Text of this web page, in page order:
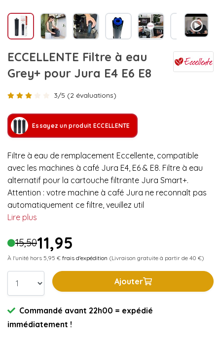
ECCELLENTE Filtre à eau
Grey+ pour Jura E4 E6 E8
3/5 (2 évaluations)
Essayez un produit ECCELLENTE
Filtre à eau de remplacement Eccellente, compatible
avec les machines à café Jura E4, E6 & E8. Filtre à eau
alternatif pour la cartouche filtrante Jura Smart+.
Attention : votre machine à café Jura ne reconnaît pas
automatiquement ce filtre, veuillez util
Lire plus
15,5011,95
À l'unité hors 5,95 € frais d'expédition (Livraison gratuite à partir de 40 €)
Ajouter
Commandé avant 22h00 = expédié
immédiatement !